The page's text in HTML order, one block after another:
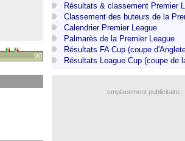
90
Résultats & classement Premier
Classement des buteurs de la
Calendrier Premier League
Palmarès de la Premier League
Résultats FA Cup (coupe
Résultats League Cup (coupe de
emplacement publicitaire